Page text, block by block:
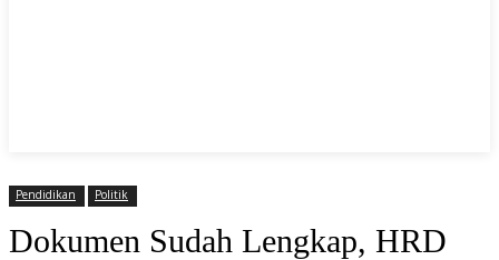
Pendidikan Politik
Dokumen Sudah Lengkap, HRD